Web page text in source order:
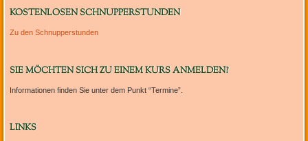
KOSTENLOSEN SCHNUPPERSTUNDEN
Zu den Schnupperstunden
SIE MÖCHTEN SICH ZU EINEM KURS ANMELDEN?
Informationen finden Sie unter dem Punkt “Termine”.
LINKS